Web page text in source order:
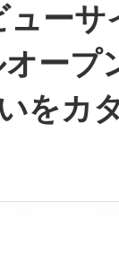
ュー
オープ
をカ